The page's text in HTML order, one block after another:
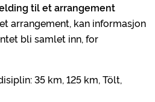
til et arrangement
arrangement, kan informasjon
bli samlet inn, for
35 km, 125 km, Tölt,